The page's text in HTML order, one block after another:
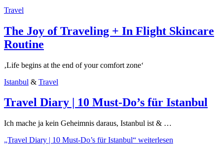
Travel
The Joy of Traveling + In Flight Skincare
Routine
‚Life begins at the end of your comfort zone‘
Istanbul & Travel
Travel Diary | 10 Must-Do’s für Istanbul
Ich mache ja kein Geheimnis daraus, Istanbul ist & …
„Travel Diary | 10 Must-Do’s für Istanbul“ weiterlesen